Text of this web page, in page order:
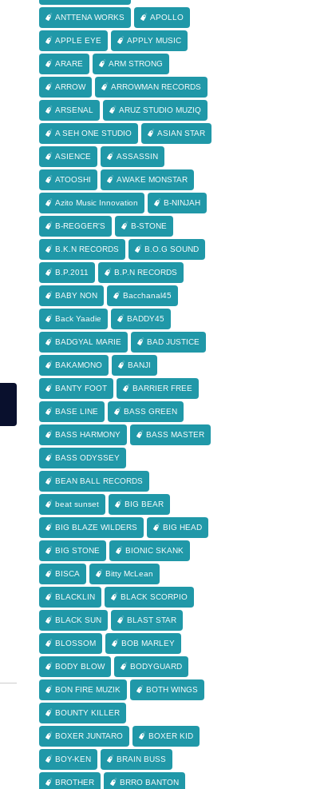
ANTTENA WORKS APOLLO
APPLE EYE APPLY MUSIC
ARARE ARM STRONG
ARROW ARROWMAN RECORDS
ARSENAL ARUZ STUDIO MUZIQ
A SEH ONE STUDIO ASIAN STAR
ASIENCE ASSASSIN
ATOOSHI AWAKE MONSTAR
Azito Music Innovation B-NINJAH
B-REGGER'S B-STONE
B.K.N RECORDS B.O.G SOUND
B.P.2011 B.P.N RECORDS
BABY NON Bacchanal45
Back Yaadie BADDY45
BADGYAL MARIE BAD JUSTICE
BAKAMONO BANJI
BANTY FOOT BARRIER FREE
BASE LINE BASS GREEN
BASS HARMONY BASS MASTER
BASS ODYSSEY
BEAN BALL RECORDS
beat sunset BIG BEAR
BIG BLAZE WILDERS BIG HEAD
BIG STONE BIONIC SKANK
BISCA Bitty McLean
BLACKLIN BLACK SCORPIO
BLACK SUN BLAST STAR
BLOSSOM BOB MARLEY
BODY BLOW BODYGUARD
BON FIRE MUZIK BOTH WINGS
BOUNTY KILLER
BOXER JUNTARO BOXER KID
BOY-KEN BRAIN BUSS
BROTHER BRRO BANTON